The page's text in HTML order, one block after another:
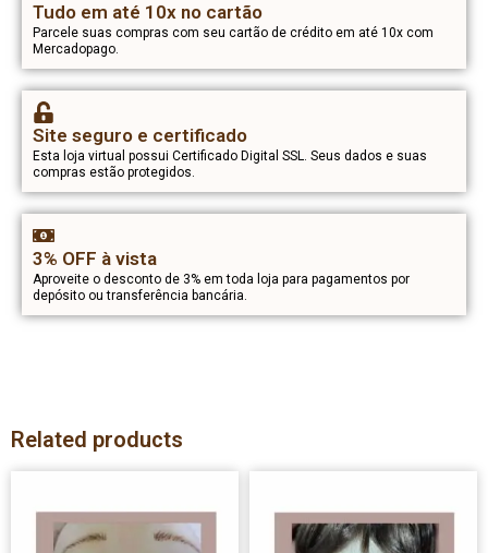
Tudo em até 10x no cartão
Parcele suas compras com seu cartão de crédito em até 10x com
Mercadopago.
Site seguro e certificado
Esta loja virtual possui Certificado Digital SSL. Seus dados e suas
compras estão protegidos.
3% OFF à vista
Aproveite o desconto de 3% em toda loja para pagamentos por
depósito ou transferência bancária.
Related products